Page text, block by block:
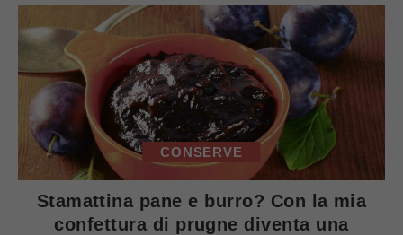
CONSERVE
Stamattina pane e burro? Con la mia
confettura di prugne diventa una